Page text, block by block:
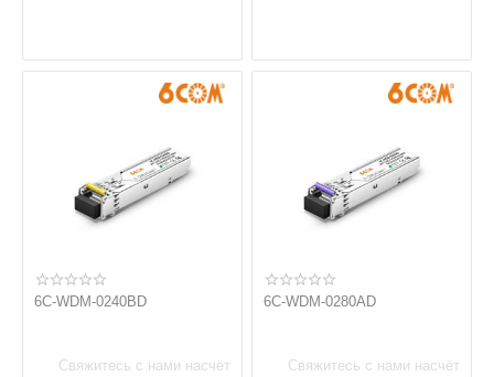
6C-WDM-0240BD
Свяжитесь с нами насчёт
6C-WDM-0280AD
Свяжитесь с нами насчёт